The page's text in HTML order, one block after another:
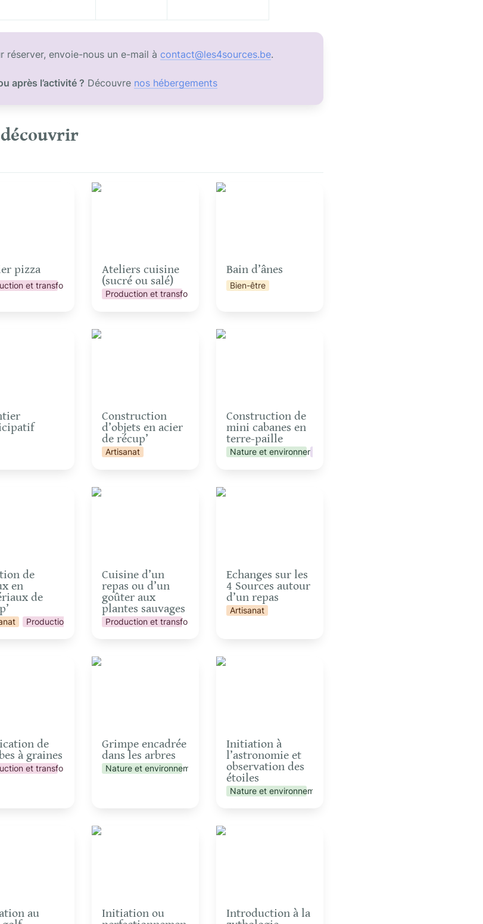
réserver, envoie-nous un e-mail à contact@les4sources.be
après l’activité ? Découvre nos hébergements
pizza
et transformation
Ateliers cuisine (sucré
Ateliers cuisine
(sucré ou salé)
Production et transformation
Bain d’ânes
Bain d’ânes
Bien-être
participatif
Construction d’objets
Construction
d’objets en acier
de récup’
Artisanat
Construction de mini
Construction de
mini cabanes en
terre-paille
Nature et environnement
de bijoux en
de
en
de
Production et transformation
Cuisine d’un repas ou
Cuisine d’un
repas ou d’un
goûter aux
plantes sauvages
Production et transformation
Echanges sur les 4
Echanges sur les
4 Sources autour
d’un repas
Artisanat
de bombes
de
à graines
et transformation
Grimpe encadrée dans
Grimpe encadrée
dans les arbres
Nature et environnement
Initiation à l’astronomie
Initiation à
l’astronomie et
observation des
étoiles
Nature et environnement
au Disc-golf
au
Initiation ou
Initiation ou
Introduction à la
Introduction à la